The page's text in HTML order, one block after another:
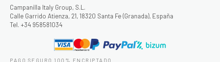
Campanilla Italy Group, S.L.
Calle Garrido Atienza, 21, 18320 Santa Fe (Granada), España
Tel. +34 958581034
PAGO SEGURO 100% ENCRIPTADO